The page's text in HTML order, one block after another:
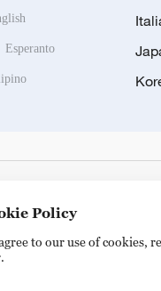
Esperanto
Policy
to our use of cookies,